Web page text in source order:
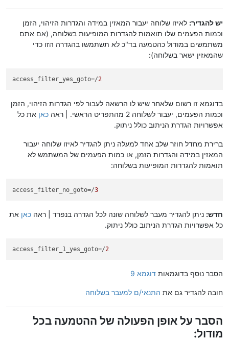
יש להגדיר: לאיזו שלוחה יעבור המאזין במידה והגדרות הזיהוי, הזמן
וכמות הפעמים שלו תואמות להגדרות המופיעות בשלוחה, (אם אתם
משתמשים במודול כהטמעה בד"כ לא תשתמשו בהגדרה הזו כדי
שהמאזין ישאר בשלוחה):
access_filter_yes_goto=/2
בדוגמא זו רשום שלאחר שיש לו הרשאה לעבור לפי הגדרות הזיהוי, הזמן
וכמות הפעמים, יעבור לשלוחה 2 מהתפריט הראשי. | ראה
כאן את כל
אפשרויות הגדרת הניתוב כולל ניתוק.
ברירת מחדל חוזר שלב אחד למעלה ניתן להגדיר לאיזו שלוחה יעבור
המאזין במידה והגדרות הזמן, או כמות הפעמים של המשתמש לא
תואמות להגדרות המופיעות בשלוחה:
access_filter_no_goto=/3
חדש: ניתן להגדיר מעבר לשלוחה שונה לכל הגדרה בנפרד | ראה כאן את
כל אפשרויות הגדרת הניתוב כולל ניתוק.
access_filter_1_yes_goto=/2
הסבר נוסף בדוגמאות דוגמא 9
חובה להגדיר גם את התנאי/ם למעבר בשלוחה
הסבר על אופן הפעולה של ההטמעה בכל
מודול: